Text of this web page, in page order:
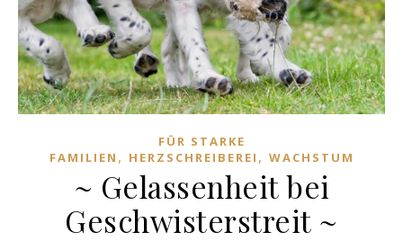
FÜR STARKE
FAMILIEN , HERZSCHREIBEREI , WACHSTUM
~ Gelassenheit bei
Geschwisterstreit ~